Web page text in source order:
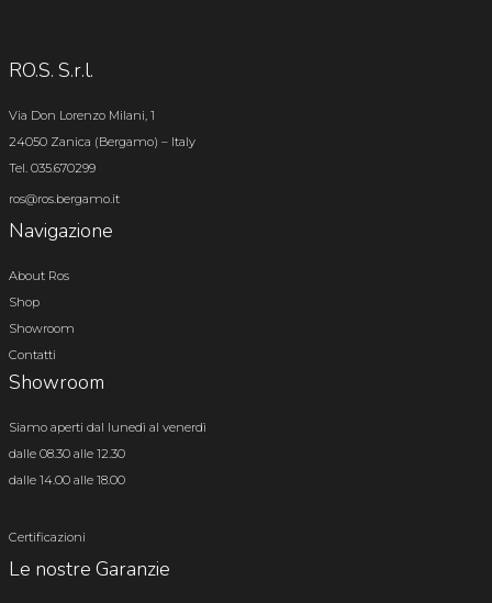
RO.S. S.r.l.
Via Don Lorenzo Milani, 1
24050 Zanica (Bergamo) – Italy
Tel. 035.670299
ros@ros.bergamo.it
Navigazione
About Ros
Shop
Showroom
Contatti
Showroom
Siamo aperti dal lunedì al venerdì
dalle 08.30 alle 12.30
dalle 14.00 alle 18.00
Certificazioni
Le nostre Garanzie